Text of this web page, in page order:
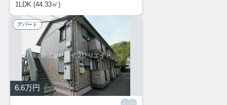
1LDK (44.33㎡)
アパート
6.6万円